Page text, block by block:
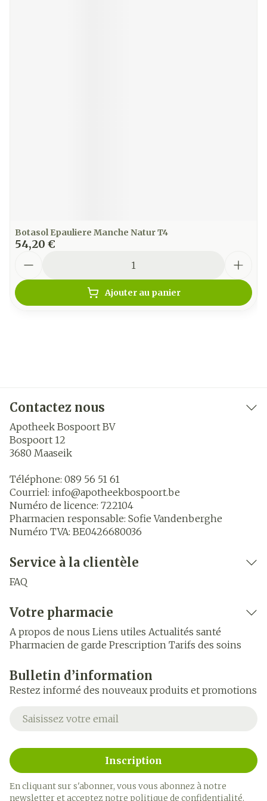
Botasol Epauliere Manche Natur T4
54,20 €
Ajouter au panier
Contactez nous
Apotheek Bospoort BV
Bospoort 12
3680 Maaseik
Téléphone: 089 56 51 61
Courriel: info@apotheekbospoort.be
Numéro de licence: 722104
Pharmacien responsable: Sofie Vandenberghe
Numéro TVA: BE0426680036
Service à la clientèle
FAQ
Votre pharmacie
A propos de nous Liens utiles Actualités santé
Pharmacien de garde Prescription Tarifs des soins
Bulletin d’information
Restez informé des nouveaux produits et promotions
Adresse mail
Inscription
En cliquant sur s'abonner, vous vous abonnez à notre
newsletter et acceptez notre politique de confidentialité.